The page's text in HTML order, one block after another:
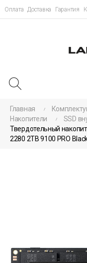
Оплата Доставка Гарантия
Главная
Накопители
SSD
Твердотельный
2280 2TB 9100 PRO